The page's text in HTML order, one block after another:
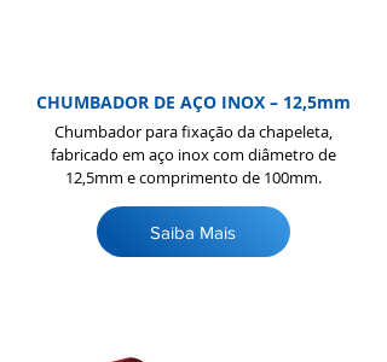
CHUMBADOR DE AÇO INOX – 12,5mm
Chumbador para fixação da chapeleta,
fabricado em aço inox com diâmetro de
12,5mm e comprimento de 100mm.
Saiba Mais